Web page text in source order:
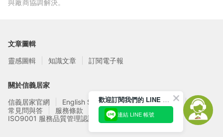
與廠商協調解決。
文章圖輯
靈感圖輯
知識文章 訂閱電子報
關於信義居家
信義居家官網
English Service
信義居家廠商募集
常見問與答
服務條款
隱私權政策
ISO9001 服務品質管理認證
歡迎訂閱我們的 LINE 官方帳號
連結 LINE 帳號